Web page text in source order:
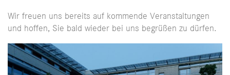
Wir freuen uns bereits auf kommende Veranstaltungen
und hoffen, Sie bald wieder bei uns begrüßen zu dürfen.